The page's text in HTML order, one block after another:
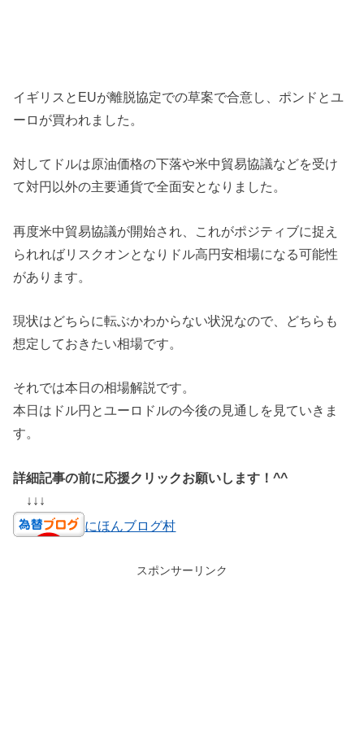
イギリスとEUが離脱協定での草案で合意し、ポンドとユ
ーロが買われました。
対してドルは原油価格の下落や米中貿易協議などを受け
て対円以外の主要通貨で全面安となりました。
再度米中貿易協議が開始され、これがポジティブに捉え
られればリスクオンとなりドル高円安相場になる可能性
があります。
現状はどちらに転ぶかわからない状況なので、どちらも
想定しておきたい相場です。
それでは本日の相場解説です。
本日はドル円とユーロドルの今後の見通しを見ていきま
す。
詳細記事の前に応援クリックお願いします！^^
↓↓↓
にほんブログ村
スポンサーリンク